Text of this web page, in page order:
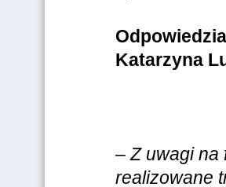
Katarzyna
–Z uwagi na
realizowane